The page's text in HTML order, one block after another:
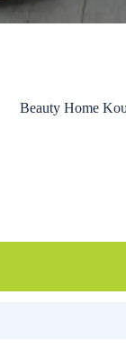
Beauty Home